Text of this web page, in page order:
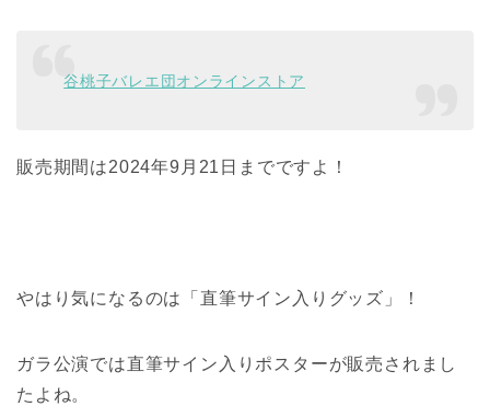
谷桃子バレエ団オンラインストア
販売期間は2024年9月21日までですよ！
やはり気になるのは「直筆サイン入りグッズ」！
ガラ公演では直筆サイン入りポスターが販売されまし
たよね。